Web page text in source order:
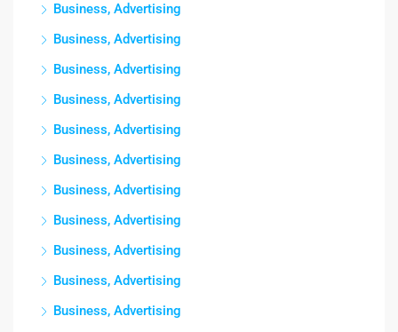
Business, Advertising
Business, Advertising
Business, Advertising
Business, Advertising
Business, Advertising
Business, Advertising
Business, Advertising
Business, Advertising
Business, Advertising
Business, Advertising
Business, Advertising